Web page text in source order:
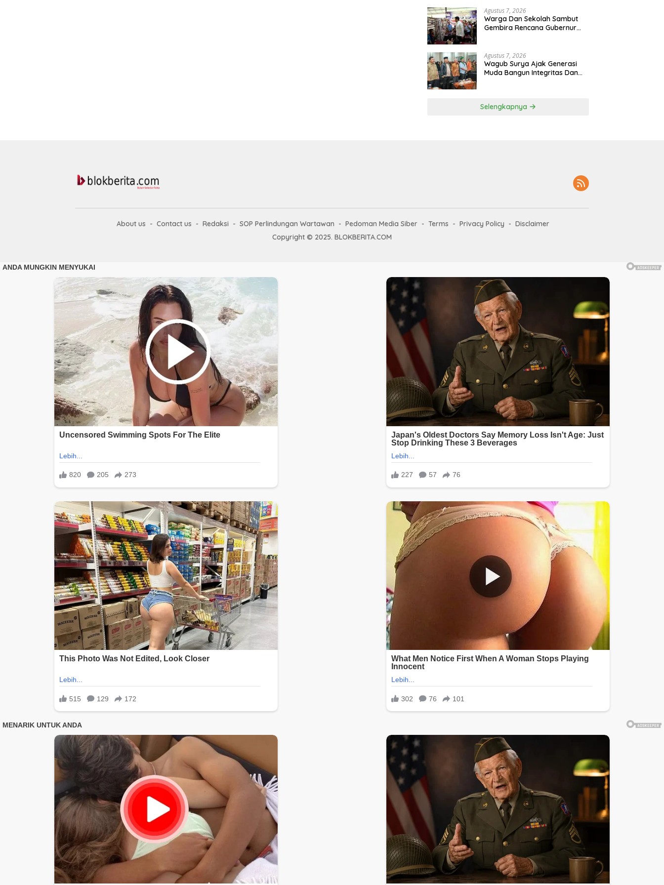
Agustus 7, 2026
Warga Dan Sekolah Sambut
Gembira Rencana Gubernur
Agustus 7, 2026
Wagub Surya Ajak Generasi
Muda Bangun Integritas Dan
Selengkapnya
About us Contact us Redaksi SOP Perlindungan Wartawan Pedoman Media Siber Terms Privacy Policy
Disclaimer
Copyright © 2025. BLOKBERITA.COM